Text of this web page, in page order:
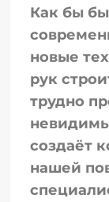
Как бы
новые
рук
трудно
создаёт
нашей